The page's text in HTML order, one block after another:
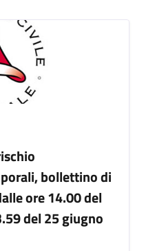
bollettino di
ore 14.00 del
del 25 giugno